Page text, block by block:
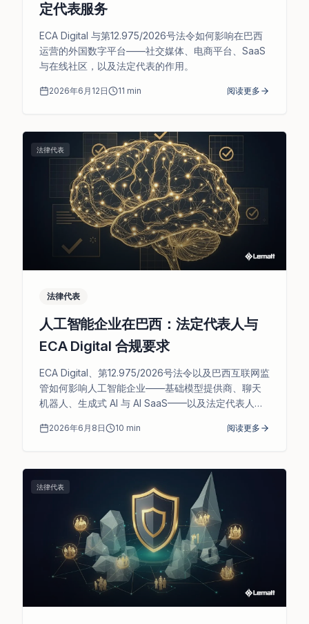
定代表服务
ECA Digital 与第12.975/2026号法令如何影响在巴西
运营的外国数字平台——社交媒体、电商平台、SaaS
与在线社区，以及法定代表的作用。
2026年6月12日 11 min 阅读更多
法律代表
法律代表
人工智能企业在巴西：法定代表人与
ECA Digital 合规要求
ECA Digital、第12.975/2026号法令以及巴西互联网监
管如何影响人工智能企业——基础模型提供商、聊天
机器人、生成式 AI 与 AI SaaS——以及法定代表人在
2026年6月8日 10 min 阅读更多
法律代表